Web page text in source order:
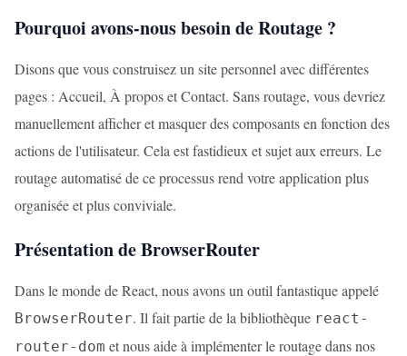
Pourquoi avons-nous besoin de Routage ?
Disons que vous construisez un site personnel avec différentes
pages : Accueil, À propos et Contact. Sans routage, vous devriez
manuellement afficher et masquer des composants en fonction des
actions de l'utilisateur. Cela est fastidieux et sujet aux erreurs. Le
routage automatisé de ce processus rend votre application plus
organisée et plus conviviale.
Présentation de BrowserRouter
Dans le monde de React, nous avons un outil fantastique appelé
BrowserRouter. Il fait partie de la bibliothèque react-
router-dom et nous aide à implémenter le routage dans nos